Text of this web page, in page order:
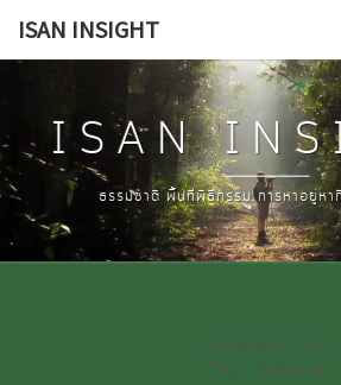
Skip
to
ISAN INSIGHT
ISAN
ธรรมชาติ พื้นที่พิธีกรรม การหาอยู่หา
Browsed By
Tag: Sikhiu